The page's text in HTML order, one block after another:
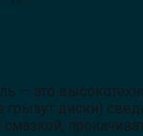
— это
диски)